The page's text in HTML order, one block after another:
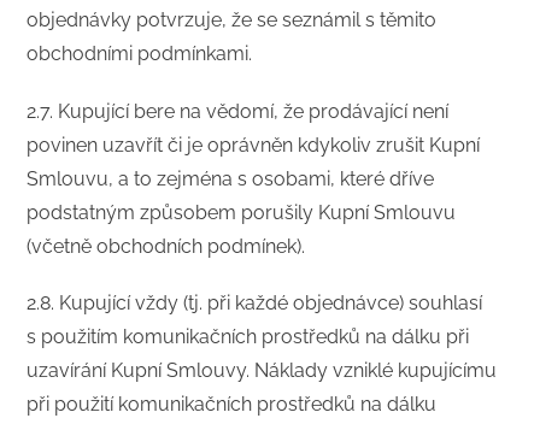
objednávky potvrzuje, že se seznámil s těmito
obchodními podmínkami.
2.7. Kupující bere na vědomí, že prodávající není
povinen uzavřít či je oprávněn kdykoliv zrušit Kupní
Smlouvu, a to zejména s osobami, které dříve
podstatným způsobem porušily Kupní Smlouvu
(včetně obchodních podmínek).
2.8. Kupující vždy (tj. při každé objednávce) souhlasí
s použitím komunikačních prostředků na dálku při
uzavírání Kupní Smlouvy. Náklady vzniklé kupujícímu
při použití komunikačních prostředků na dálku